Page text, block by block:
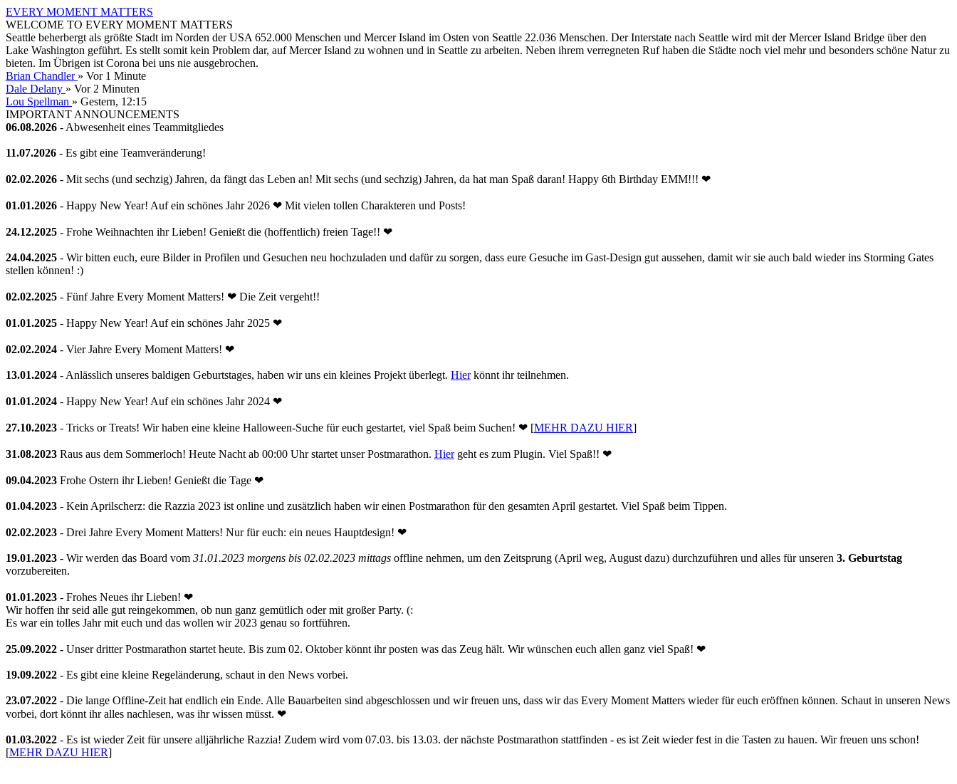
EVERY MOMENT MATTERS
WELCOME TO EVERY MOMENT MATTERS
Seattle beherbergt als größte Stadt im Norden der USA 652.000 Menschen und Mercer Island im Osten von Seattle 22.036 Menschen. Der Interstate nach Seattle wird mit der Mercer Island Bridge über den
Lake Washington geführt. Es stellt somit kein Problem dar, auf Mercer Island zu wohnen und in Seattle zu arbeiten. Neben ihrem verregneten Ruf haben die Städte noch viel mehr und besonders schöne Natur zu
bieten. Im Übrigen ist Corona bei uns nie ausgebrochen.
Brian Chandler » Vor 1 Minute
Dale Delany » Vor 2 Minuten
Lou Spellman » Gestern, 12:15
IMPORTANT ANNOUNCEMENTS
06.08.2026 - Abwesenheit eines Teammitgliedes
11.07.2026 - Es gibt eine Teamveränderung!
02.02.2026 - Mit sechs (und sechzig) Jahren, da fängt das Leben an! Mit sechs (und sechzig) Jahren, da hat man Spaß daran! Happy 6th Birthday EMM!!! ❤
01.01.2026 - Happy New Year! Auf ein schönes Jahr 2026 ❤ Mit vielen tollen Charakteren und Posts!
24.12.2025 - Frohe Weihnachten ihr Lieben! Genießt die (hoffentlich) freien Tage!! ❤
24.04.2025 - Wir bitten euch, eure Bilder in Profilen und Gesuchen neu hochzuladen und dafür zu sorgen, dass eure Gesuche im Gast-Design gut aussehen, damit wir sie auch bald wieder ins Storming Gates
stellen können! :)
02.02.2025 - Fünf Jahre Every Moment Matters! ❤ Die Zeit vergeht!!
01.01.2025 - Happy New Year! Auf ein schönes Jahr 2025 ❤
02.02.2024 - Vier Jahre Every Moment Matters! ❤
13.01.2024 - Anlässlich unseres baldigen Geburtstages, haben wir uns ein kleines Projekt überlegt. Hierkönnt ihr teilnehmen.
01.01.2024 - Happy New Year! Auf ein schönes Jahr 2024 ❤
27.10.2023 - Tricks or Treats! Wir haben eine kleine Halloween-Suche für euch gestartet, viel Spaß beim Suchen! ❤ [MEHR DAZU HIER]
31.08.2023 Raus aus dem Sommerloch! Heute Nacht ab 00:00 Uhr startet unser Postmarathon. Hiergeht es zum Plugin. Viel Spaß!! ❤
09.04.2023 Frohe Ostern ihr Lieben! Genießt die Tage ❤
01.04.2023 - Kein Aprilscherz: die Razzia 2023 ist online und zusätzlich haben wir einen Postmarathon für den gesamten April gestartet. Viel Spaß beim Tippen.
02.02.2023 - Drei Jahre Every Moment Matters! Nur für euch: ein neues Hauptdesign! ❤
19.01.2023 - Wir werden das Board vom 31.01.2023 morgens bis 02.02.2023 mittags offline nehmen, um den Zeitsprung (April weg, August dazu) durchzuführen und alles für unseren 3. Geburtstag
vorzubereiten.
01.01.2023 - Frohes Neues ihr Lieben! ❤
Wir hoffen ihr seid alle gut reingekommen, ob nun ganz gemütlich oder mit großer Party. (:
Es war ein tolles Jahr mit euch und das wollen wir 2023 genau so fortführen.
25.09.2022 - Unser dritter Postmarathon startet heute. Bis zum 02. Oktober könnt ihr posten was das Zeug hält. Wir wünschen euch allen ganz viel Spaß! ❤
19.09.2022 - Es gibt eine kleine Regeländerung, schaut in den News vorbei.
23.07.2022 - Die lange Offline-Zeit hat endlich ein Ende. Alle Bauarbeiten sind abgeschlossen und wir freuen uns, dass wir das Every Moment Matters wieder für euch eröffnen können. Schaut in unseren News
vorbei, dort könnt ihr alles nachlesen, was ihr wissen müsst. ❤
01.03.2022 - Es ist wieder Zeit für unsere alljährliche Razzia! Zudem wird vom 07.03. bis 13.03. der nächste Postmarathon stattfinden - es ist Zeit wieder fest in die Tasten zu hauen. Wir freuen uns schon!
[MEHR DAZU HIER]